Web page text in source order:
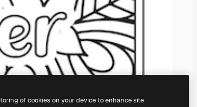
of cookies on your device to enhance site